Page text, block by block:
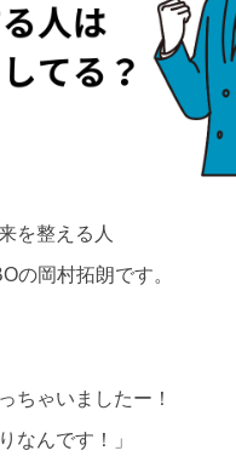
を整える人
の岡村拓朗です。
ちゃいましたー！
なんです！」